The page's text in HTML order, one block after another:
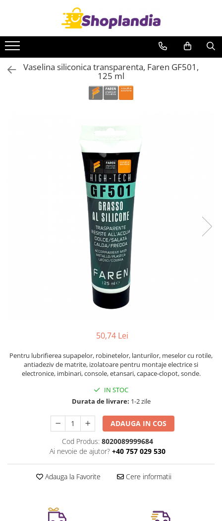
Toate Produsele
Atelier & Bricolaj
Unelte si scule
Cutite si placute amovibile
Aparatura si echipamente
Curatare instalatii si centrale
Vaseline si lubrifianti
Curatenie
Solutii desfundat tevi
Casa si exterior
Intretinere suprafete
Vaselina siliconica transparenta, Faren GF501,
125 ml
50,74 Lei
Pentru lubrifierea supapelor, robinetelor, lanturilor, meselor cu rotile,
antiadeziv de matrite, izolatoare pentru montaje electrice si
electronice, imbinari, console, etansari, capace-clopot, sonde.
IN STOC
Durata de livrare: 1-2 zile
ADAUGA IN COS
Cod Produs: 8020089999684
Ai nevoie de ajutor? +40 757 029 530
Adauga la Favorite Cere informatii